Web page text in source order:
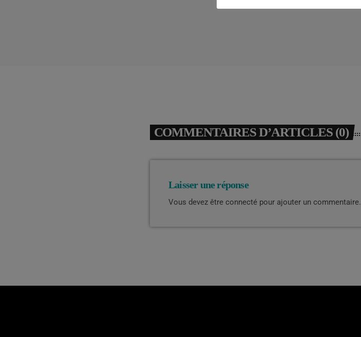
COMMENTAIRES D’ARTICLES (0)
Laisser une réponse
Vous devez être connecté pour ajouter un commentaire.